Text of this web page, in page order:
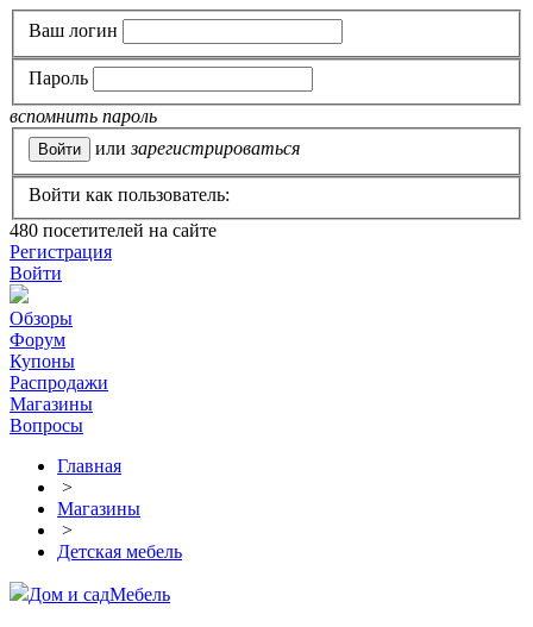
Ваш логин
Пароль
вспомнить пароль
или зарегистрироваться
Войти как пользователь:
480 посетителей на сайте
Регистрация
Войти
Обзоры
Форум
Купоны
Распродажи
Магазины
Вопросы
Главная
>
Магазины
>
Детская мебель
Дом и садМебель